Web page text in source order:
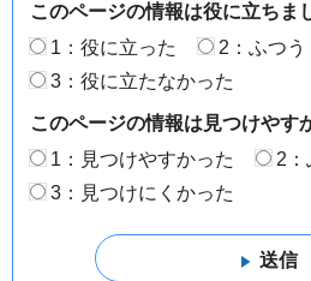
このページの情報は役に立ちま
1：役に立った
2：ふつう
3：役に立たなかった
このページの情報は見つけやす
1：見つけやすかった
2：
3：見つけにくかった